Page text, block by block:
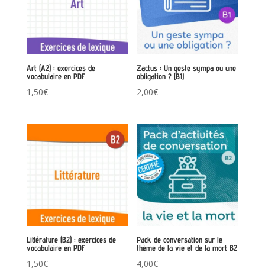
Art (A2) : exercices de
vocabulaire en PDF
1,50€
Zactus : Un geste sympa ou une
obligation ? (B1)
2,00€
Littérature (B2) : exercices de
vocabulaire en PDF
1,50€
Pack de conversation sur le
thème de la vie et de la mort B2
4,00€